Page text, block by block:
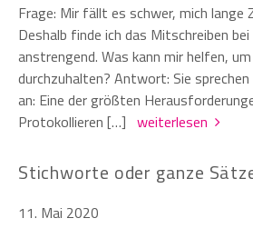
Frage: Mir fällt es schwer, mich lange
Deshalb finde ich das Mitschreiben
anstrengend. Was kann mir helfen,
durchzuhalten? Antwort: Sie
an: Eine der größten
Protokollieren […] weiterlesen
Stichworte oder ganze
11. Mai 2020